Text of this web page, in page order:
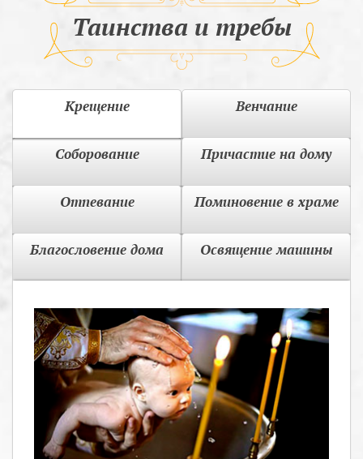
Таинства и требы
Крещение Венчание
Соборование Причастие на дому
Отпевание Поминовение в храме
Благословение дома Освящение машины